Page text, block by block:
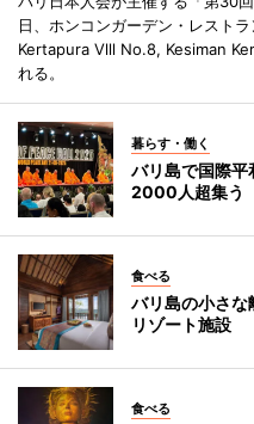
日、ホンコンガーデン・レスト
Kertapura Vlll No.8, Kesiman
れる。
暮らす・働く
バリ島で国際
2000人超集う
食べる
バリ島の小さな
リゾート施設
食べる